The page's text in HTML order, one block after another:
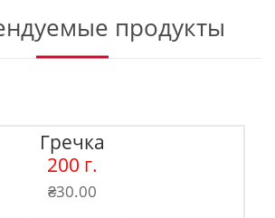
продукты
Гречка
200 г.
₴30.00